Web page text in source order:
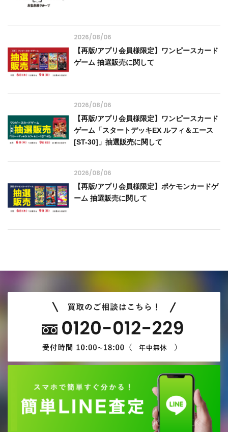
2026/08/06
【再版/アプリ会員様限定】ワンピースカード
ゲーム 抽選販売に関して
2026/08/06
【再版/アプリ会員様限定】ワンピースカード
ゲーム「スタートデッキEX ルフィ＆エース
[ST-30]」抽選販売に関して
2026/08/06
【再版/アプリ会員様限定】ポケモンカードゲ
ーム 抽選販売に関して